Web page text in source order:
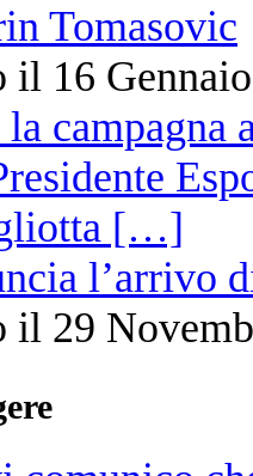
Tomasovic
il 16
l’arrivo
il 29